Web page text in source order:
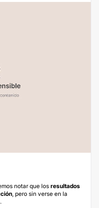
notar que losresultados
, pero sin verse en la